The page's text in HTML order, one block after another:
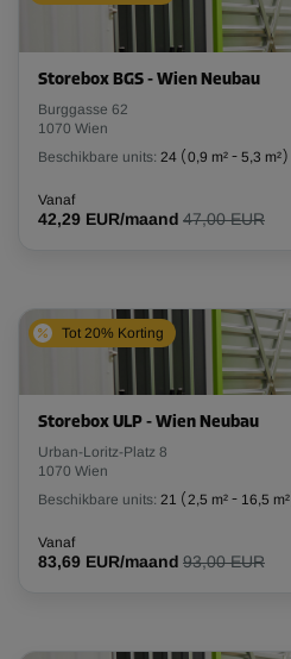
Storebox BGS - Wien Neubau
Burggasse 62
1070 Wien
Beschikbare units: 24 (0,9 m² - 5,3 m²)
Vanaf
42,29 EUR/maand 47,00 EUR
Tot 20% Korting
Storebox ULP - Wien Neubau
Urban-Loritz-Platz 8
1070 Wien
Beschikbare units: 21 (2,5 m² - 16,5 m²
Vanaf
83,69 EUR/maand 93,00 EUR